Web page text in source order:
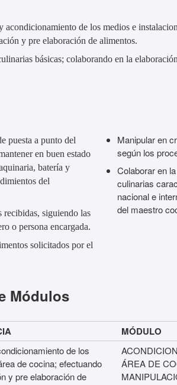
acondicionamiento de los medios e
y pre elaboración de alimentos.
básicas; colaborando en la
puesta a punto del
en buen estado
batería y
del
recibidas, siguiendo las
o persona encargada.
solicitados por el
Manipular en
según los
Colaborar en
culinarias
nacional e
del maestro
Módulos
MÓDULO
de los
de cocina; efectuando
y pre elaboración de
ÁREA DE